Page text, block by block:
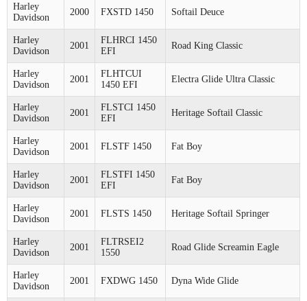
Harley
Davidson
2000 FXSTD 1450 Softail Deuce
Harley
Davidson
2001
FLHRCI 1450
EFI
Road King Classic
Harley
Davidson
2001
FLHTCUI
1450 EFI
Electra Glide Ultra Classic
Harley
Davidson
2001
FLSTCI 1450
EFI
Heritage Softail Classic
Harley
Davidson
2001 FLSTF 1450 Fat Boy
Harley
Davidson
2001
FLSTFI 1450
EFI
Fat Boy
Harley
Davidson
2001 FLSTS 1450 Heritage Softail Springer
Harley
Davidson
2001
FLTRSEI2
1550
Road Glide Screamin Eagle
Harley
Davidson
2001 FXDWG 1450 Dyna Wide Glide